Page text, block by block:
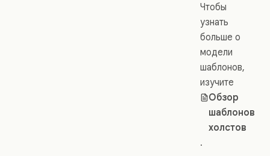
Чтобы
узнать
больше о
модели
шаблонов,
изучите
Обзор
шаблонов
холстов
.